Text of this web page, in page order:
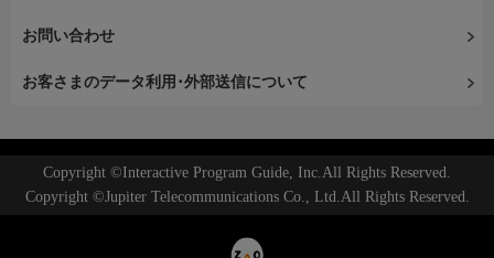
お問い合わせ
お客さまのデータ利用･外部送信について
Copyright ©Interactive Program Guide, Inc.All Rights Reserved.
Copyright ©Jupiter Telecommunications Co., Ltd.All Rights Reserved.